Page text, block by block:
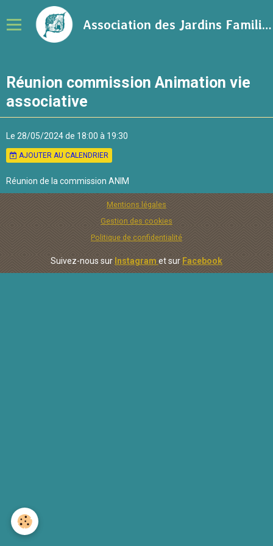
Association des Jardins Familiaux de la Ville de Rennes
Calendrier
Ressources sur le jardinage
Blog
Réunion commission Animation vie
associative
Le 28/05/2024de 18:00 à 19:30
AJOUTER AU CALENDRIER
Réunion de la commission ANIM
Mentions légales
Gestion des cookies
Politique de confidentialité
Suivez-nous sur Instagram et sur Facebook